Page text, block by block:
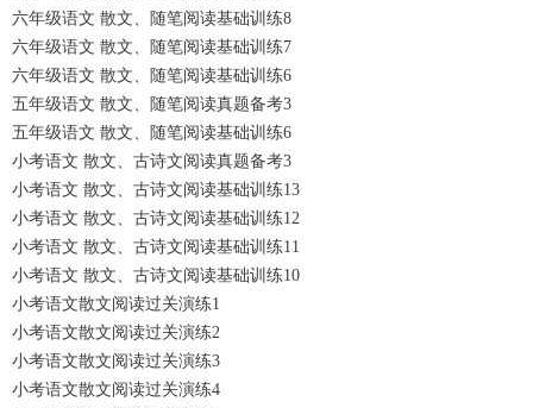
六年级语文 散文、随笔阅读基础训练8
六年级语文 散文、随笔阅读基础训练7
六年级语文 散文、随笔阅读基础训练6
五年级语文 散文、随笔阅读真题备考3
五年级语文 散文、随笔阅读基础训练6
小考语文 散文、古诗文阅读真题备考3
小考语文 散文、古诗文阅读基础训练13
小考语文 散文、古诗文阅读基础训练12
小考语文 散文、古诗文阅读基础训练11
小考语文 散文、古诗文阅读基础训练10
小考语文散文阅读过关演练1
小考语文散文阅读过关演练2
小考语文散文阅读过关演练3
小考语文散文阅读过关演练4